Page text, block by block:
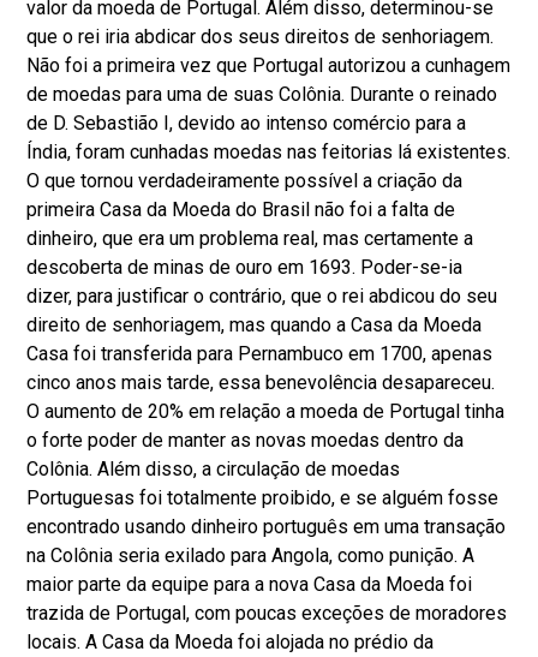
valor da moeda de Portugal. Além disso, determinou-se
que o rei iria abdicar dos seus direitos de senhoriagem.
Não foi a primeira vez que Portugal autorizou a cunhagem
de moedas para uma de suas Colônia. Durante o reinado
de D. Sebastião I, devido ao intenso comércio para a
Índia, foram cunhadas moedas nas feitorias lá existentes.
O que tornou verdadeiramente possível a criação da
primeira Casa da Moeda do Brasil não foi a falta de
dinheiro, que era um problema real, mas certamente a
descoberta de minas de ouro em 1693. Poder-se-ia
dizer, para justificar o contrário, que o rei abdicou do seu
direito de senhoriagem, mas quando a Casa da Moeda
Casa foi transferida para Pernambuco em 1700, apenas
cinco anos mais tarde, essa benevolência desapareceu.
O aumento de 20% em relação a moeda de Portugal tinha
o forte poder de manter as novas moedas dentro da
Colônia. Além disso, a circulação de moedas
Portuguesas foi totalmente proibido, e se alguém fosse
encontrado usando dinheiro português em uma transação
na Colônia seria exilado para Angola, como punição. A
maior parte da equipe para a nova Casa da Moeda foi
trazida de Portugal, com poucas exceções de moradores
locais. A Casa da Moeda foi alojada no prédio da